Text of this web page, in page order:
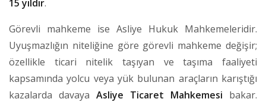
15 yıldır.
Görevli mahkeme ise Asliye Hukuk Mahkemeleridir.
Uyuşmazlığın niteliğine göre görevli mahkeme değişir;
özellikle ticari nitelik taşıyan ve taşıma faaliyeti
kapsamında yolcu veya yük bulunan araçların karıştığı
kazalarda davaya Asliye Ticaret Mahkemesi bakar.